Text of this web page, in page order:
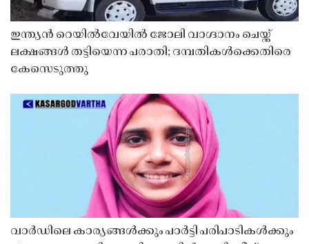
ഇന്ത്യൻ റെയിൽവേയിൽ ജോലി വാഗ്ദാനം ചെയ്ത്
ലക്ഷങ്ങൾ തട്ടിയെന്ന പരാതി; ദമ്പതികൾക്കെതിരെ
കേസെടുത്തു
വാർഡിലെ കാര്യങ്ങൾക്കും പാർട്ടി പരിപാടികൾക്കും